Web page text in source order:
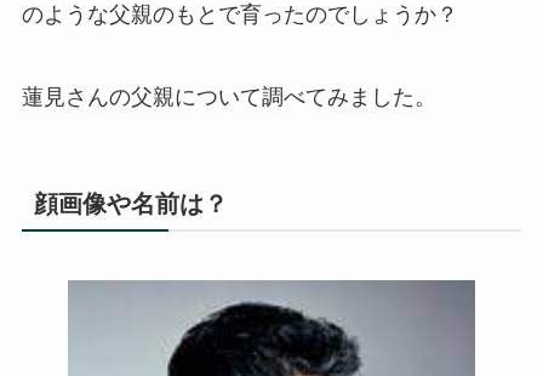
のような父親のもとで育ったのでしょうか？
蓮見さんの父親について調べてみました。
顔画像や名前は？